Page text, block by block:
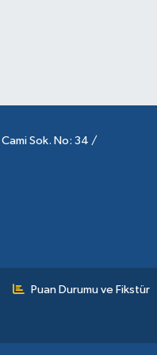
Sok. No: 34 /
Puan Durumu ve Fikstür